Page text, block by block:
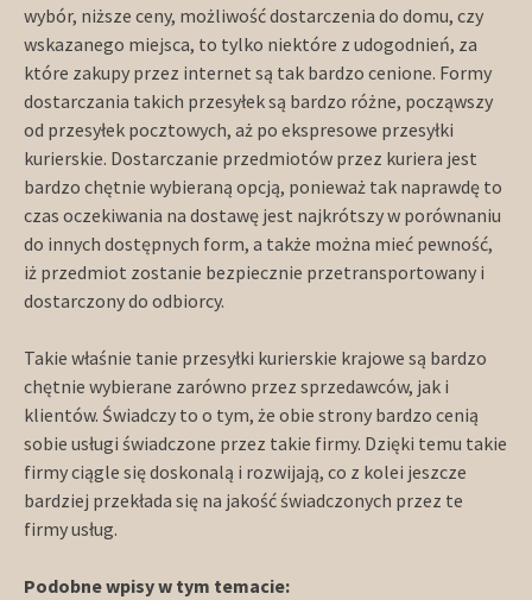
wybór, niższe ceny, możliwość dostarczenia do domu, czy
wskazanego miejsca, to tylko niektóre z udogodnień, za
które zakupy przez internet są tak bardzo cenione. Formy
dostarczania takich przesyłek są bardzo różne, począwszy
od przesyłek pocztowych, aż po ekspresowe przesyłki
kurierskie. Dostarczanie przedmiotów przez kuriera jest
bardzo chętnie wybieraną opcją, ponieważ tak naprawdę to
czas oczekiwania na dostawę jest najkrótszy w porównaniu
do innych dostępnych form, a także można mieć pewność,
iż przedmiot zostanie bezpiecznie przetransportowany i
dostarczony do odbiorcy.
Takie właśnie tanie przesyłki kurierskie krajowe są bardzo
chętnie wybierane zarówno przez sprzedawców, jak i
klientów. Świadczy to o tym, że obie strony bardzo cenią
sobie usługi świadczone przez takie firmy. Dzięki temu takie
firmy ciągle się doskonalą i rozwijają, co z kolei jeszcze
bardziej przekłada się na jakość świadczonych przez te
firmy usług.
Podobne wpisy w tym temacie: